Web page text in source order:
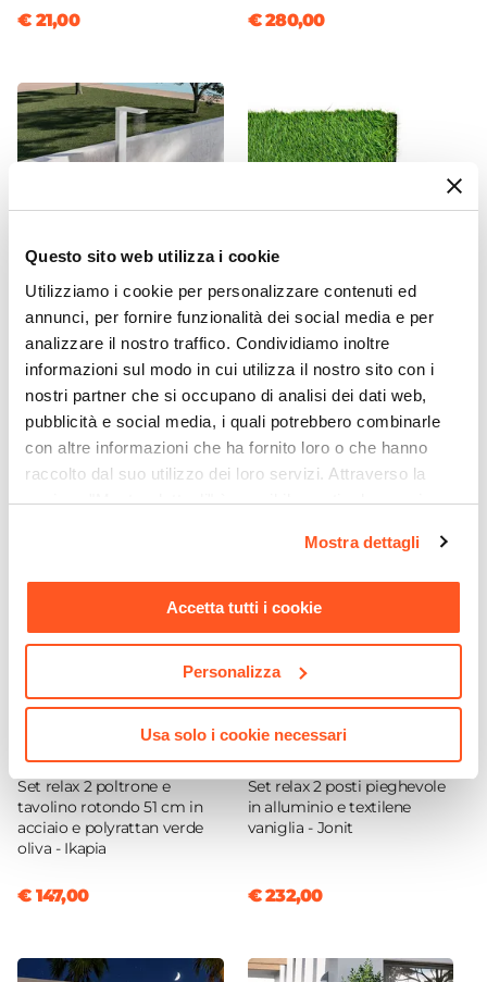
Questo sito web utilizza i cookie
Utilizziamo i cookie per personalizzare contenuti ed
annunci, per fornire funzionalità dei social media e per
analizzare il nostro traffico. Condividiamo inoltre
informazioni sul modo in cui utilizza il nostro sito con i
nostri partner che si occupano di analisi dei dati web,
pubblicità e social media, i quali potrebbero combinarle
con altre informazioni che ha fornito loro o che hanno
raccolto dal suo utilizzo dei loro servizi. Attraverso la
sezione "Mostra dettagli" è possibile gestire le proprie
momento. Per maggiori informazioni si invita a leggere la
nostraCookie Policy.
Mostra dettagli
Accetta tutti i cookie
Personalizza
Usa solo i cookie necessari
Antracite
8 stecche
Colore Telo
Blu pavone
Camino Antivento
Poliestere
Telo Idrorepellente
Si
Base
A croce
Contrappeso Compatibile
4 marmette (non incluse)
€ 21,00 € 280,00
CODICE:DLMEN-CR
Colonna doccia a terra da
esterno acciaio
cromosatinato - Dolmen
€ 257,01
CODICE:PR2535
Erba sintetica 2 x 5 metri
altezza 35 mm per giardino
o terrazzo privato o
€ 166,99
CODICE:
Set relax 2 poltrone e
tavolino rotondo 51 cm in
acciaio e polyrattan verde
oliva - Ikapia
€ 147,00
Set relax 2 posti pieghevole
in alluminio e textilene
vaniglia - Jonit
€ 232,00